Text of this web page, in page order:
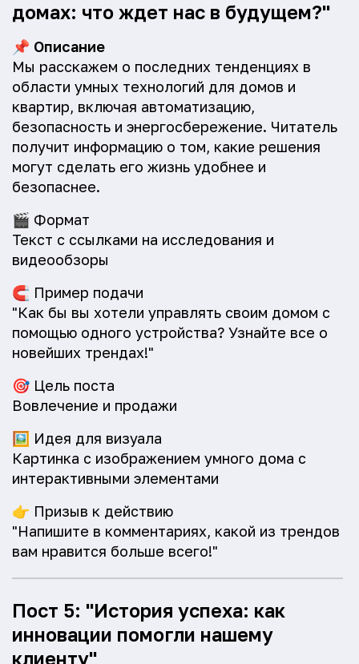
домах: что ждет нас в будущем?"
📌 Описание
Мы расскажем о последних тенденциях в
области умных технологий для домов и
квартир, включая автоматизацию,
безопасность и энергосбережение. Читатель
получит информацию о том, какие решения
могут сделать его жизнь удобнее и
безопаснее.
🎬 Формат
Текст с ссылками на исследования и
видеообзоры
🧲 Пример подачи
"Как бы вы хотели управлять своим домом с
помощью одного устройства? Узнайте все о
новейших трендах!"
🎯 Цель поста
Вовлечение и продажи
🖼️ Идея для визуала
Картинка с изображением умного дома с
интерактивными элементами
👉 Призыв к действию
"Напишите в комментариях, какой из трендов
вам нравится больше всего!"
Пост 5: "История успеха: как
инновации помогли нашему
клиенту"